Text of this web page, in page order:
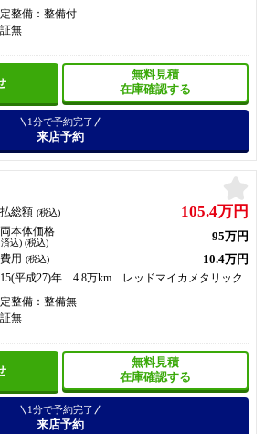
整備：整備付
無
無料見積
在庫確認する
1分で予約完了
来店予約
総額 (税込) 105.4万円
本体価格
込) (税込) 95万円
用 (税込) 10.4万円
平成27)年 4.8万km レッドマイカメタリック
整備：整備無
無
無料見積
在庫確認する
1分で予約完了
来店予約